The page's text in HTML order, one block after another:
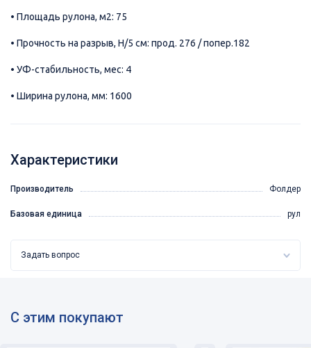
• Площадь рулона, м2: 75
• Прочность на разрыв, Н/5 см: прод. 276 / попер.182
• УФ-стабильность, мес: 4
• Ширина рулона, мм: 1600
Характеристики
Производитель Фолдер
Базовая единица рул
Задать вопрос
С этим покупают